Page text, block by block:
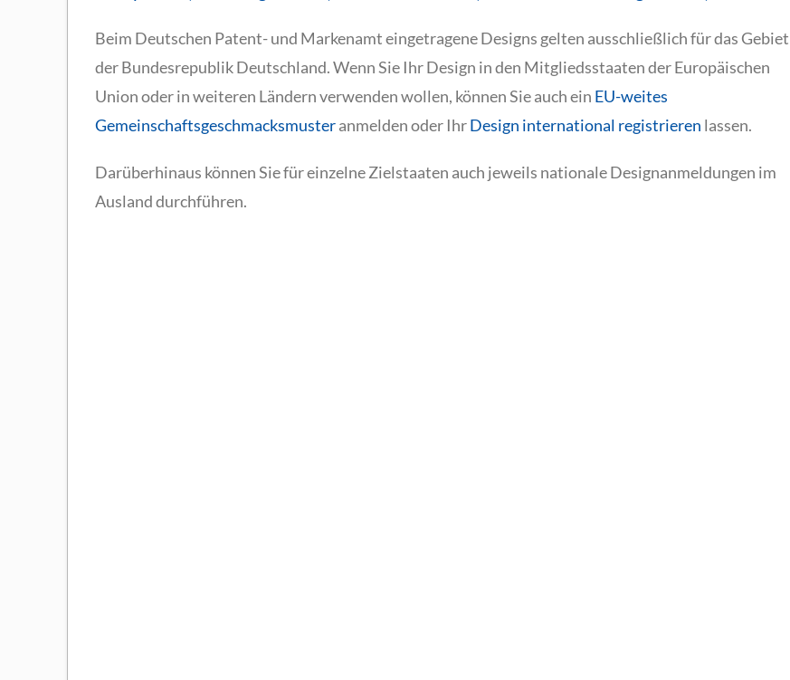
Beim Deutschen Patent- und Markenamt eingetragene Designs gelten ausschließlich für das Gebiet
der Bundesrepublik Deutschland. Wenn Sie Ihr Design in den Mitgliedsstaaten der Europäischen
Union oder in weiteren Ländern verwenden wollen, können Sie auch ein EU-weites
Gemeinschaftsgeschmacksmusteranmelden oder IhrDesign international registrieren lassen.
Darüberhinaus können Sie für einzelne Zielstaaten auch jeweils nationale Designanmeldungen im
Ausland durchführen.